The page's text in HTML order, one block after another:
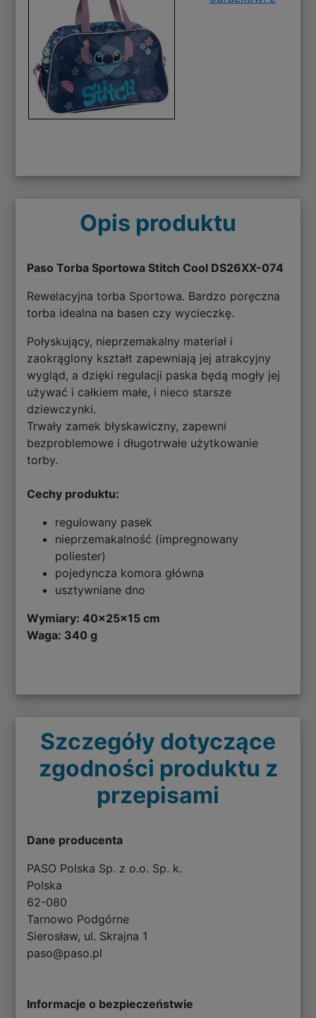
Opis produktu
Paso Torba Sportowa Stitch Cool DS26XX-074
Rewelacyjna torba Sportowa. Bardzo poręczna
torba idealna na basen czy wycieczkę.
Połyskujący, nieprzemakalny materiał i
zaokrąglony kształt zapewniają jej atrakcyjny
wygląd, a dzięki regulacji paska będą mogły jej
używać i całkiem małe, i nieco starsze
dziewczynki.
Trwały zamek błyskawiczny, zapewni
bezproblemowe i długotrwałe użytkowanie
torby.
Cechy produktu:
regulowany pasek
nieprzemakalność (impregnowany
poliester)
pojedyncza komora główna
usztywniane dno
Wymiary: 40x25x15 cm
Waga: 340 g
Szczegóły dotyczące
zgodności produktu z
przepisami
Dane producenta
PASO Polska Sp. z o.o. Sp. k.
Polska
62-080
Tarnowo Podgórne
Sierosław, ul. Skrajna 1
paso@paso.pl
Informacje o bezpieczeństwie